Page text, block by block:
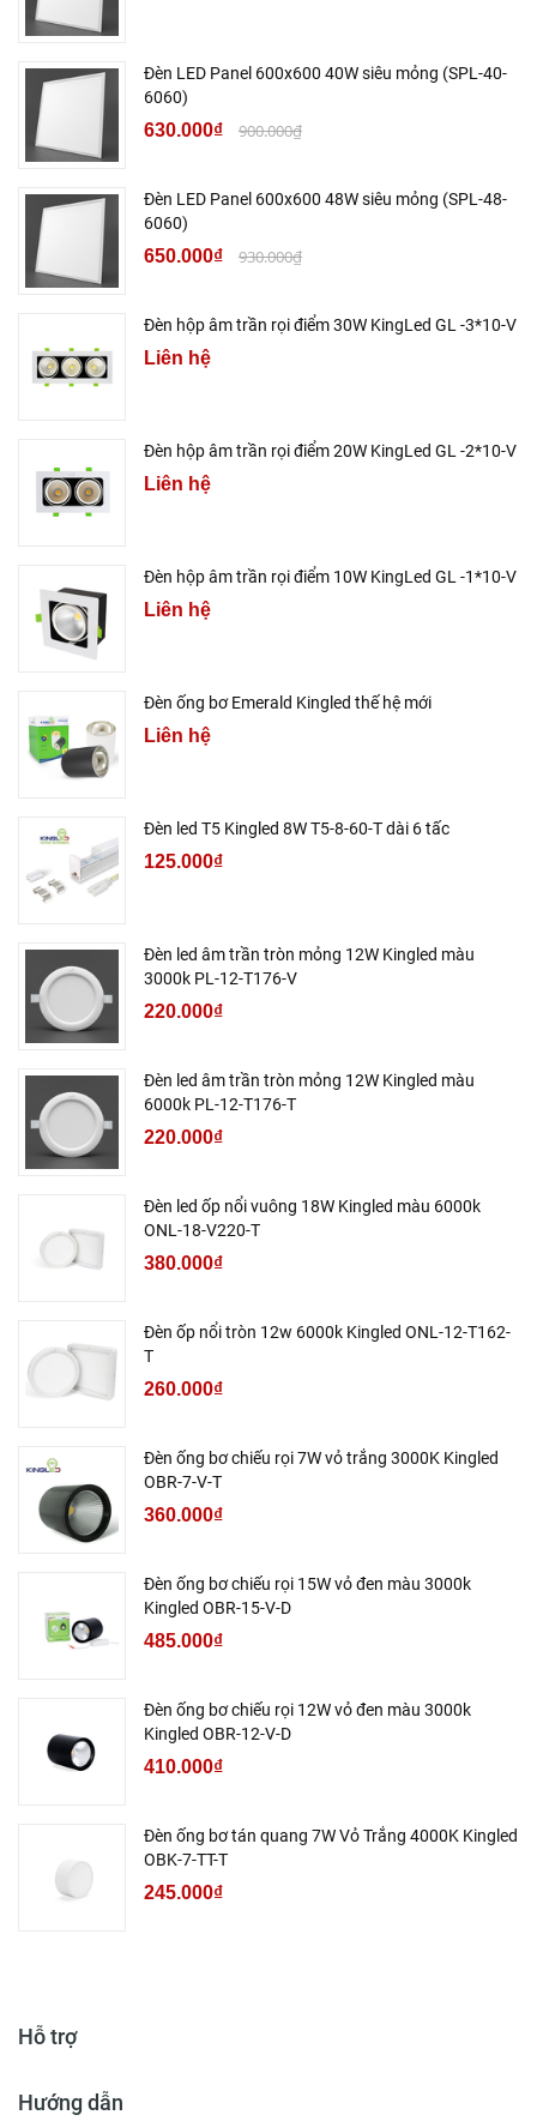
Đèn LED Panel 600x600 40W siêu mỏng (SPL-40-
6060)
630.000₫ 900.000₫
Đèn LED Panel 600x600 48W siêu mỏng (SPL-48-
6060)
650.000₫ 930.000₫
Đèn hộp âm trần rọi điểm 30W KingLed GL -3*10-V
Liên hệ
Đèn hộp âm trần rọi điểm 20W KingLed GL -2*10-V
Liên hệ
Đèn hộp âm trần rọi điểm 10W KingLed GL -1*10-V
Liên hệ
Đèn ống bơ Emerald Kingled thế hệ mới
Liên hệ
Đèn led T5 Kingled 8W T5-8-60-T dài 6 tấc
125.000₫
Đèn led âm trần tròn mỏng 12W Kingled màu
3000k PL-12-T176-V
220.000₫
Đèn led âm trần tròn mỏng 12W Kingled màu
6000k PL-12-T176-T
220.000₫
Đèn led ốp nổi vuông 18W Kingled màu 6000k
ONL-18-V220-T
380.000₫
Đèn ốp nổi tròn 12w 6000k Kingled ONL-12-T162-
T
260.000₫
Đèn ống bơ chiếu rọi 7W vỏ trắng 3000K Kingled
OBR-7-V-T
360.000₫
Đèn ống bơ chiếu rọi 15W vỏ đen màu 3000k
Kingled OBR-15-V-D
485.000₫
Đèn ống bơ chiếu rọi 12W vỏ đen màu 3000k
Kingled OBR-12-V-D
410.000₫
Đèn ống bơ tán quang 7W Vỏ Trắng 4000K Kingled
OBK-7-TT-T
245.000₫
Hỗ trợ
Hướng dẫn